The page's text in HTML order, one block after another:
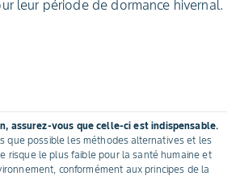
leur période de dormance hivernal.
assurez-vous que celle-ci est indispensable.
que possible les méthodes alternatives et les
risque le plus faible pour la santé humaine et
conformément aux principes de la